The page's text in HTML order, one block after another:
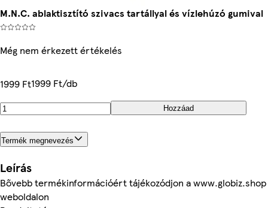
M.N.C. ablaktisztító szivacs tartállyal és vízlehúzó gumival
Még nem érkezett értékelés
1999 Ft1999 Ft/db
Hozzáad
Termék megnevezés
Leírás
Bővebb termékinformációért tájékozódjon a www.globiz.shop
weboldalon